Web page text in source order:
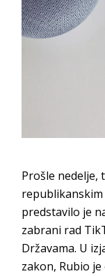
Prošle nedelje,
predstavilo je
zabrani rad
Državama. U
zakon, Rubio